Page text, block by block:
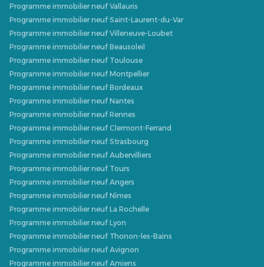
Programme immobilier neuf Vallauris
Programme immobilier neuf Saint-Laurent-du-Var
Programme immobilier neuf Villeneuve-Loubet
Programme immobilier neuf Beausoleil
Programme immobilier neuf Toulouse
Programme immobilier neuf Montpellier
Programme immobilier neuf Bordeaux
Programme immobilier neuf Nantes
Programme immobilier neuf Rennes
Programme immobilier neuf Clermont-Ferrand
Programme immobilier neuf Strasbourg
Programme immobilier neuf Aubervilliers
Programme immobilier neuf Tours
Programme immobilier neuf Angers
Programme immobilier neuf Nîmes
Programme immobilier neuf La Rochelle
Programme immobilier neuf Lyon
Programme immobilier neuf Thonon-les-Bains
Programme immobilier neuf Avignon
Programme immobilier neuf Amiens